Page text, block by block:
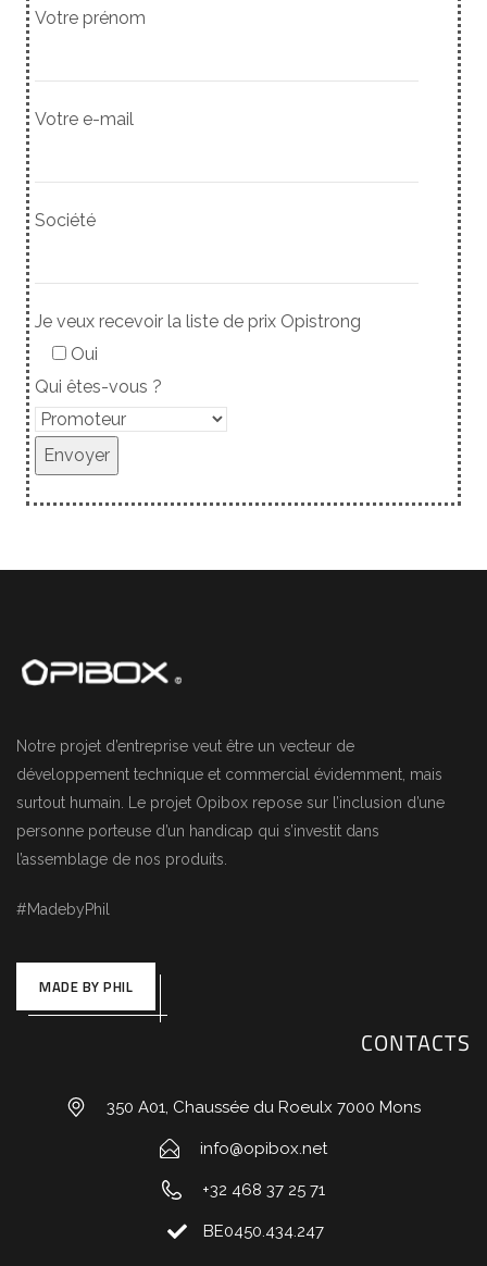
Votre prénom
Votre e-mail
Société
Je veux recevoir la liste de prix Opistrong
Oui
Qui êtes-vous ?
Notre projet d’entreprise veut être un vecteur de
développement technique et commercial évidemment, mais
surtout humain. Le projet Opibox repose sur l’inclusion d’une
personne porteuse d’un handicap qui s’investit dans
l’assemblage de nos produits.
#MadebyPhil
MADE BY PHIL
CONTACTS
350 A01, Chaussée du Roeulx 7000 Mons
info@opibox.net
+32 468 37 25 71
BE0450.434.247